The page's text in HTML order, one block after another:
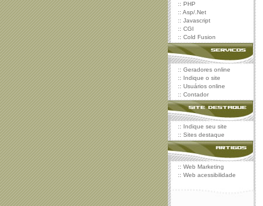
:: PHP
:: Asp/.Net
:: Javascript
:: CGI
:: Cold Fusion
:: Geradores online
:: Indique o site
:: Usuários online
:: Contador
:: Indique seu site
:: Sites destaque
:: Web Marketing
:: Web acessibilidade